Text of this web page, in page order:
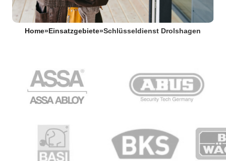
Home» Einsatzgebiete»Schlüsseldienst Drolshagen